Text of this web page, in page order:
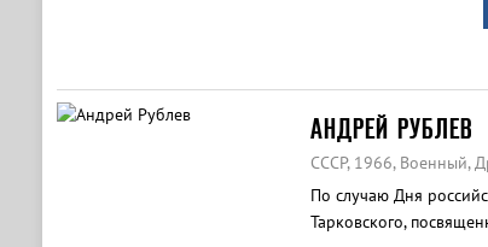
АНДРЕЙ РУБЛЕВ
СССР, 1966, Военный,
По случаю Дня
Тарковского,